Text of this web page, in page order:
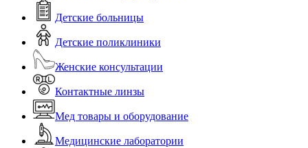
Детские больницы
Детские поликлиники
Женские консультации
Контактные линзы
Мед товары и оборудование
Медицинские лаборатории